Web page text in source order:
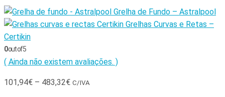
Grelha de Fundo – Astralpool
Grelhas Curvas e Retas –
Certikin
0out of 5
( Ainda não existem avaliações. )
101,94€ – 483,32€ C/IVA